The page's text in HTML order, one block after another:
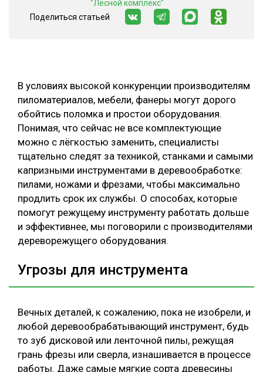
СУШКА ДРЕВЕСИНЫ
В условиях высокой конкуренции производителям
пиломатериалов, мебели, фанеры могут дорого
обойтись поломка и простои оборудования.
Понимая, что сейчас не все комплектующие
можно с лёгкостью заменить, специалисты
тщательно следят за техникой, станками и самыми
капризными инструментами в деревообработке:
пилами, ножами и фрезами, чтобы максимально
продлить срок их службы. О способах, которые
помогут режущему инструменту работать дольше
и эффективнее, мы поговорили с производителями
дереворежущего оборудования.
Угрозы для инструмента
Вечных деталей, к сожалению, пока не изобрели, и
любой деревообрабатывающий инструмент, будь
то зуб дисковой или ленточной пилы, режущая
грань фрезы или сверла, изнашивается в процессе
работы. Даже самые мягкие сорта древесины
"Лесной комплекс"
Поделиться статьей